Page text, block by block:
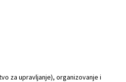
za upravljanje), organizovanje i